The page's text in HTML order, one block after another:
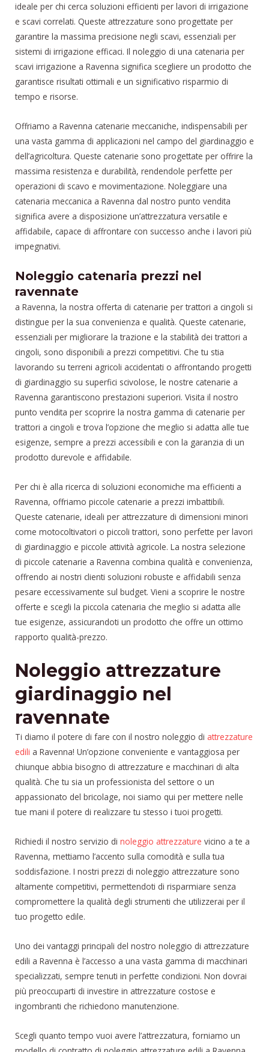
ideale per chi cerca soluzioni efficienti per lavori di irrigazione
e scavi correlati. Queste attrezzature sono progettate per
garantire la massima precisione negli scavi, essenziali per
sistemi di irrigazione efficaci. Il noleggio di una catenaria per
scavi irrigazione a Ravenna significa scegliere un prodotto che
garantisce risultati ottimali e un significativo risparmio di
tempo e risorse.
Offriamo a Ravenna catenarie meccaniche, indispensabili per
una vasta gamma di applicazioni nel campo del giardinaggio e
dell’agricoltura. Queste catenarie sono progettate per offrire la
massima resistenza e durabilità, rendendole perfette per
operazioni di scavo e movimentazione. Noleggiare una
catenaria meccanica a Ravenna dal nostro punto vendita
significa avere a disposizione un’attrezzatura versatile e
affidabile, capace di affrontare con successo anche i lavori più
impegnativi.
Noleggio catenaria prezzi nel
ravennate
a Ravenna, la nostra offerta di catenarie per trattori a cingoli si
distingue per la sua convenienza e qualità. Queste catenarie,
essenziali per migliorare la trazione e la stabilità dei trattori a
cingoli, sono disponibili a prezzi competitivi. Che tu stia
lavorando su terreni agricoli accidentati o affrontando progetti
di giardinaggio su superfici scivolose, le nostre catenarie a
Ravenna garantiscono prestazioni superiori. Visita il nostro
punto vendita per scoprire la nostra gamma di catenarie per
trattori a cingoli e trova l’opzione che meglio si adatta alle tue
esigenze, sempre a prezzi accessibili e con la garanzia di un
prodotto durevole e affidabile.
Per chi è alla ricerca di soluzioni economiche ma efficienti a
Ravenna, offriamo piccole catenarie a prezzi imbattibili.
Queste catenarie, ideali per attrezzature di dimensioni minori
come motocoltivatori o piccoli trattori, sono perfette per lavori
di giardinaggio e piccole attività agricole. La nostra selezione
di piccole catenarie a Ravenna combina qualità e convenienza,
offrendo ai nostri clienti soluzioni robuste e affidabili senza
pesare eccessivamente sul budget. Vieni a scoprire le nostre
offerte e scegli la piccola catenaria che meglio si adatta alle
tue esigenze, assicurandoti un prodotto che offre un ottimo
rapporto qualità-prezzo.
Noleggio attrezzature
giardinaggio nel
ravennate
Ti diamo il potere di fare con il nostro noleggio di attrezzature
edili a Ravenna! Un’opzione conveniente e vantaggiosa per
chiunque abbia bisogno di attrezzature e macchinari di alta
qualità. Che tu sia un professionista del settore o un
appassionato del bricolage, noi siamo qui per mettere nelle
tue mani il potere di realizzare tu stesso i tuoi progetti.
Richiedi il nostro servizio di noleggio attrezzature vicino a te a
Ravenna, mettiamo l’accento sulla comodità e sulla tua
soddisfazione. I nostri prezzi di noleggio attrezzature sono
altamente competitivi, permettendoti di risparmiare senza
compromettere la qualità degli strumenti che utilizzerai per il
tuo progetto edile.
Uno dei vantaggi principali del nostro noleggio di attrezzature
edili a Ravenna è l’accesso a una vasta gamma di macchinari
specializzati, sempre tenuti in perfette condizioni. Non dovrai
più preoccuparti di investire in attrezzature costose e
ingombranti che richiedono manutenzione.
Scegli quanto tempo vuoi avere l’attrezzatura, forniamo un